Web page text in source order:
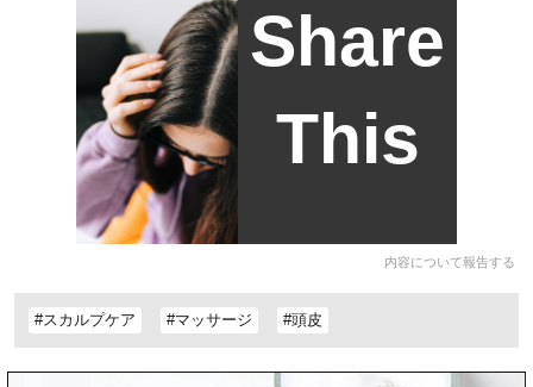
Share
This
内容について報告する
#スカルプケア #マッサージ #頭皮